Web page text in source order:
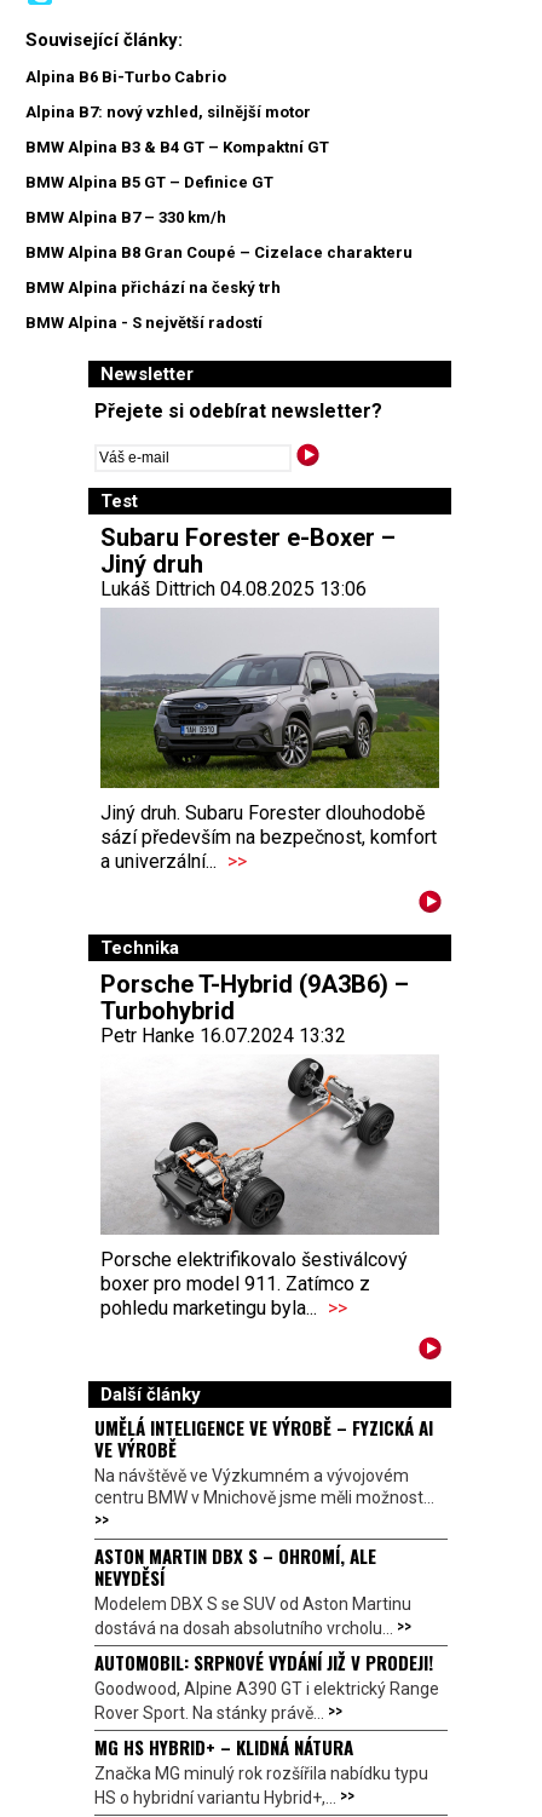
Související články:
Alpina B6 Bi-Turbo Cabrio
Alpina B7: nový vzhled, silnější motor
BMW Alpina B3 & B4 GT – Kompaktní GT
BMW Alpina B5 GT – Definice GT
BMW Alpina B7 – 330 km/h
BMW Alpina B8 Gran Coupé – Cizelace charakteru
BMW Alpina přichází na český trh
BMW Alpina - S největší radostí
Newsletter
Přejete si odebírat newsletter?
Test
Subaru Forester e-Boxer –
Jiný druh
Lukáš Dittrich 04.08.2025 13:06
Jiný druh. Subaru Forester dlouhodobě
sází především na bezpečnost, komfort
a univerzální... >>
Technika
Porsche T-Hybrid (9A3B6) –
Turbohybrid
Petr Hanke 16.07.2024 13:32
Porsche elektrifikovalo šestiválcový
boxer pro model 911. Zatímco z
pohledu marketingu byla... >>
Další články
UMĚLÁ INTELIGENCE VE VÝROBĚ – FYZICKÁ AI
VE VÝROBĚ
Na návštěvě ve Výzkumném a vývojovém
centru BMW v Mnichově jsme měli možnost...
>>
ASTON MARTIN DBX S – OHROMÍ, ALE
NEVYDĚSÍ
Modelem DBX S se SUV od Aston Martinu
dostává na dosah absolutního vrcholu... >>
AUTOMOBIL: SRPNOVÉ VYDÁNÍ JIŽ V PRODEJI!
Goodwood, Alpine A390 GT i elektrický Range
Rover Sport. Na stánky právě... >>
MG HS HYBRID+ – KLIDNÁ NÁTURA
Značka MG minulý rok rozšířila nabídku typu
HS o hybridní variantu Hybrid+,... >>